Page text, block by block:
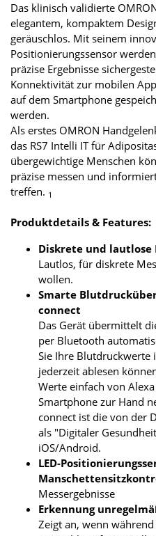
Das klinisch validierte
elegantem, kompaktem
geräuschlos. Mit seinem
Positionierungssensor
präzise Ergebnisse
Konnektivität zur mobilen
auf dem Smartphone
werden.
Als erstes OMRON
das RS7 Intelli IT für
übergewichtige Menschen
präzise messen und
treffen. 1
Produktdetails & Features:
Diskrete und lautlose
Lautlos, für diskrete
wollen.
Smarte
connect
Das Gerät übermittelt
per Bluetooth
Sie Ihre Blutdruckwerte
jederzeit ablesen
Werte einfach von
Smartphone zur Hand
connect ist die von der
als "Digitaler
iOS/Android.
LED-
Messergebnisse
Erkennung
Zeigt an, wenn